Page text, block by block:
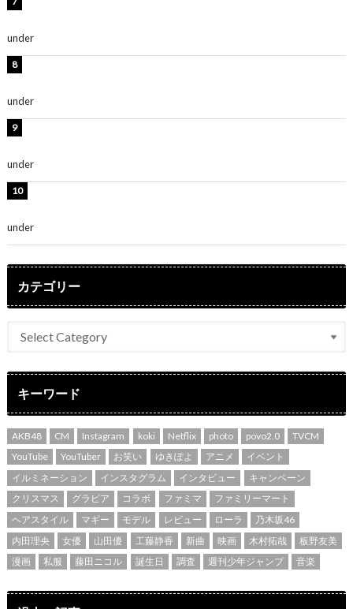
under
under
under
under
カテゴリー
キーワード
AKB48 CM Instagram koki Netflix photo povo2.0
TVCM
YouTube
YouTuber お笑い ゆきぽよ アニメ
イベント
イルミネーション
インスタグラム インタビュー
キャンペーン
クリスマス
グラビア コラボ ファミマ
ファミリーマート
ヘアスタイル
マギー モデル レビュー ローラ
乃木坂46
内田理央
女優 山田優 工藤静香 新曲 映画 木村拓哉
板野友美
漫画
私服 藤田ニコル 誕生日 調査 週刊少年ジャンプ 音楽